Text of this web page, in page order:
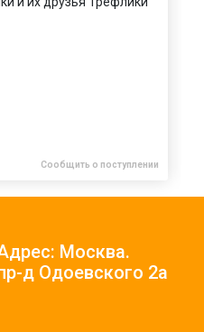
Сообщить о поступлении
Москва.
д Одоевского 2а